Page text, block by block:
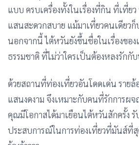
แบบ ครบเครื่องทั้งในเรื่องที่กิน ที่เที่ย
แสนสะดวกสบาย แม้มาเที่ยวคนเดียว
นอกจากนี้ ไต้หวันยังขึ้นชื่อในเรื่องของ
ธรรมชาติ ที่ไม่ว่าใครเป็นต้องหลงรักกั
ด้วยสถานที่ท่องเที่ยวอันโดดเด่น รายล้
แสนงดงาม จึงเหมาะกับคนที่รักการผ
คุณมีโอกาสได้มาเยือนไต้หวันสักครั้ง รั
ประสบการณ์ในการท่องเที่ยวที่มันส์ที่